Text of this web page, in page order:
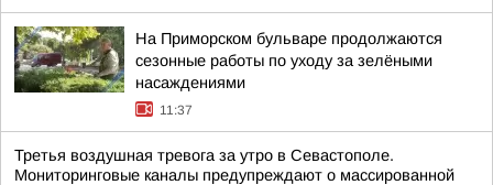
На Приморском бульваре продолжаются
сезонные работы по уходу за зелёными
насаждениями
11:37
Третья воздушная тревога за утро в Севастополе.
Мониторинговые каналы предупреждают о массированной